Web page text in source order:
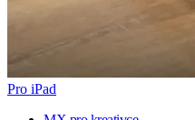
Pro iPad